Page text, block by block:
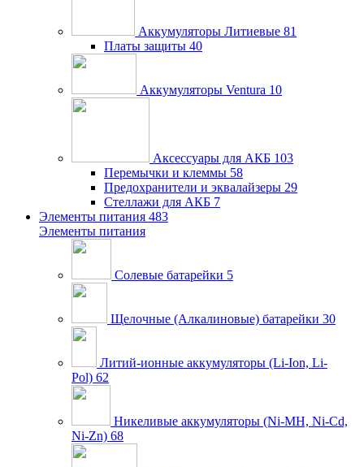
Аккумуляторы Литиевые 81
Платы защиты 40
Аккумуляторы Ventura 10
Аксессуары для АКБ 103
Перемычки и клеммы 58
Предохранители и эквалайзеры 29
Стеллажи для АКБ 7
Элементы питания 483
Элементы питания
Солевые батарейки 5
Щелочные (Алкалиновые) батарейки 30
Литий-ионные аккумуляторы (Li-Ion, Li-
Pol) 62
Никеливые аккумуляторы (Ni-MH, Ni-Cd,
Ni-Zn) 68